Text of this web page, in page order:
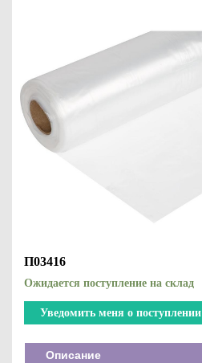
П03416
Ожидается поступление на склад
Уведомить меня о поступлении
Описание